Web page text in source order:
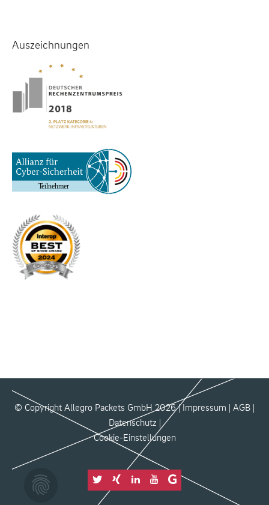
Auszeichnungen
© Copyright Allegro Packets GmbH 2026 |Impressum | AGB |
Datenschutz |
Cookie-Einstellungen